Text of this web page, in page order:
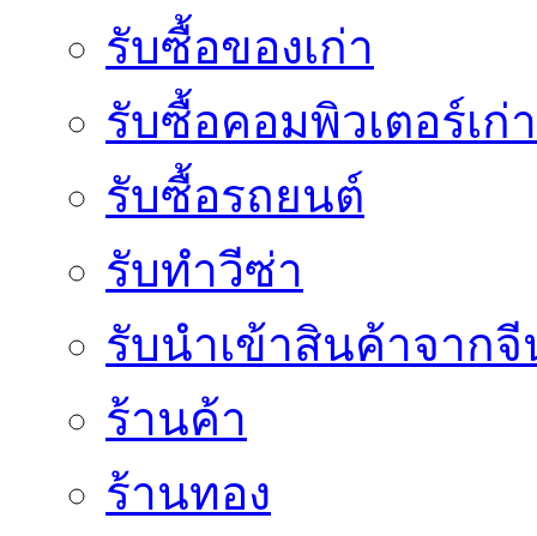
รับซื้อของเก่า
รับซื้อคอมพิวเตอร์เก่า
รับซื้อรถยนต์
รับทำวีซ่า
รับนำเข้าสินค้าจากจี
ร้านค้า
ร้านทอง